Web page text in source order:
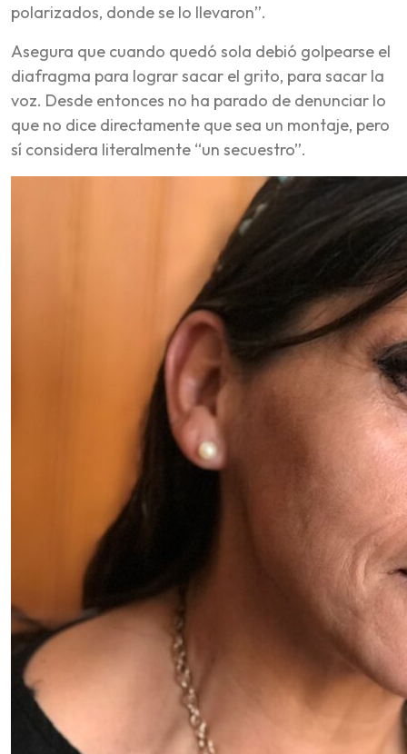
polarizados, donde se lo llevaron”.
Asegura que cuando quedó sola debió golpearse el
diafragma para lograr sacar el grito, para sacar la
voz. Desde entonces no ha parado de denunciar lo
que no dice directamente que sea un montaje, pero
sí considera literalmente “un secuestro”.